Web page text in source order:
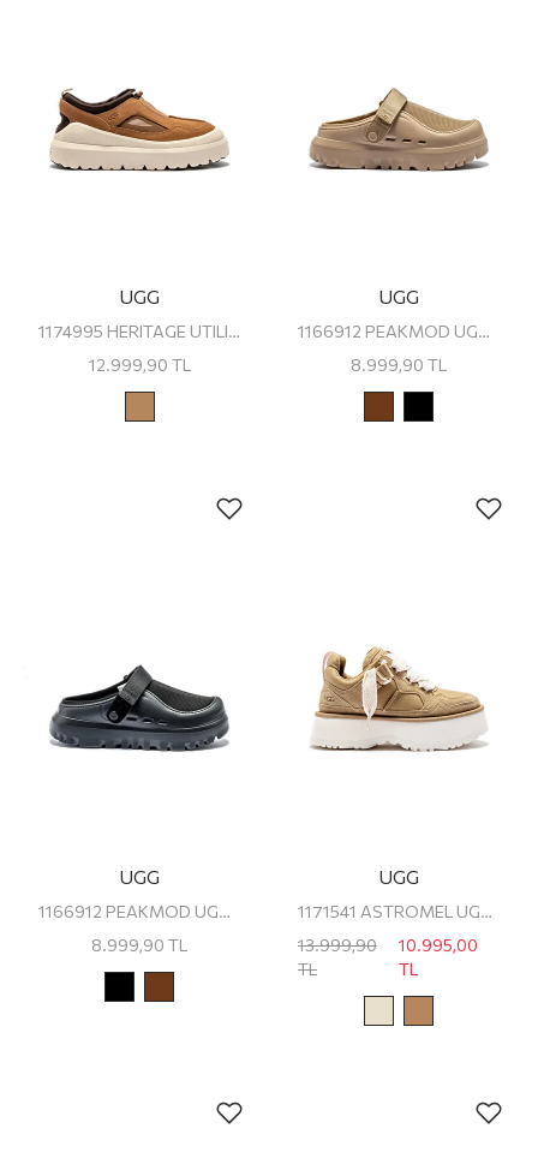
UGG
1174995 HERITAGE UTILITY AXOID UGG ERKEK SNEAKER
12.999,90 TL
UGG
1166912 PEAKMOD UGG ERKEK TERLİK
8.999,90 TL
UGG
1166912 PEAKMOD UGG ERKEK TERLİK
8.999,90 TL
UGG
1171541 ASTROMEL UGG KADIN PLATFORM SNEAKER
13.999,90
TL
10.995,00
TL